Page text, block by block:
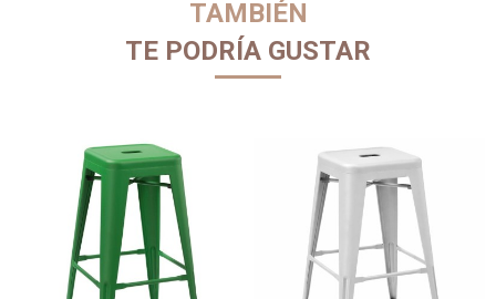
TAMBIÉN
TE PODRÍA GUSTAR